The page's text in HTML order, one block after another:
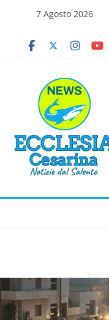
7 Agosto 2026